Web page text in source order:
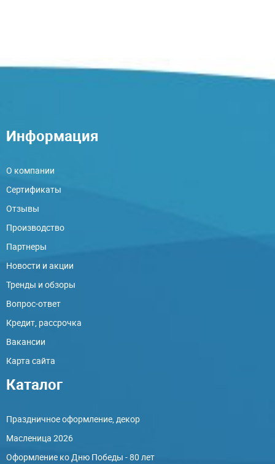
Информация
О компании
Сертификаты
Отзывы
Производство
Партнеры
Новости и акции
Тренды и обзоры
Вопрос-ответ
Кредит, рассрочка
Вакансии
Карта сайта
Каталог
Праздничное оформление, декор
Масленица 2026
Оформление ко Дню Победы - 80 лет